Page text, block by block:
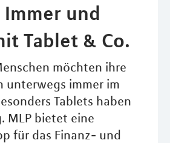
und
Tablet & Co.
möchten ihre
unterwegs immer im
Tablets haben
MLP bietet eine
für das Finanz- und